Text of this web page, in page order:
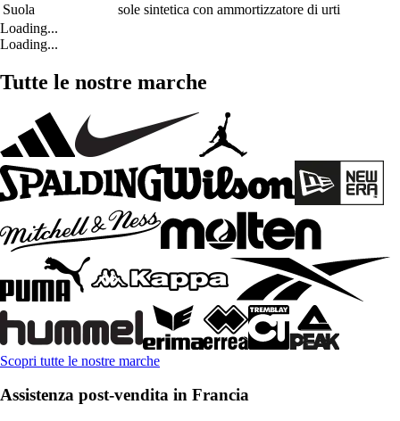
Suola
sole sintetica con ammortizzatore di urti
Loading...
Loading...
Tutte le nostre marche
Scopri tutte le nostre marche
Assistenza post-vendita in Francia